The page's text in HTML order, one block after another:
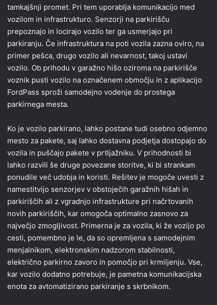
tamkajšnji promet. Pri tem uporablja komunikacijo med
vozilom in infrastrukturo. Senzorji na parkirišču
prepoznajo in locirajo vozilo ter ga usmerjajo pri
parkiranju. Če infrastruktura na poti vozila zazna oviro, na
primer pešca, drugo vozilo ali nevarnost, takoj ustavi
vozilo. Ob prihodu v garažno hišo oziroma na parkirišče
voznik pusti vozilo na označenem območju in z aplikacijo
FordPass sproži samodejno vodenje do prostega
parkirnega mesta.
Ko je vozilo parkirano, lahko postane tudi osebno odjemno
mesto za pakete, saj lahko dostavna podjetja dostopajo do
vozila in puščajo pakete v prtljažniku. V prihodnosti bi
lahko razvili še druge povezane storitve, ki bi strankam
ponudile več udobja in koristi. Rešitev je mogoče uvesti z
namestitvijo senzorjev v obstoječih garažnih hišah in
parkiriščih ali z vgradnjo infrastrukture pri načrtovanih
novih parkiriščih, kar omogoča optimalno zasnovo za
največjo zmogljivost. Primerna je za vozila, ki že vozijo po
cesti, pomembno je le, da so opremljena s samodejnim
menjalnikom, elektronskim nadzorom stabilnosti,
električno parkirno zavoro in pomočjo pri krmiljenju. Vse,
kar vozilo dodatno potrebuje, je pametna komunikacijska
enota za avtomatizirano parkiranje s skrbnikom.